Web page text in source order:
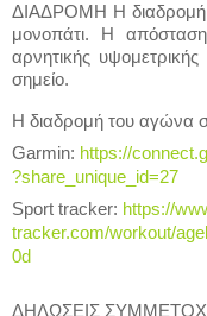
ΔΙΑΔΡΟΜΗ Η διαδρομή
μονοπάτι. Η
αρνητικής υψομετρικής
σημείο.
Η διαδρομή του αγώνα
Garmin: https://
?share_unique_id=27
Sport tracker: https://
tracker.com/workout/
0d
ΔΗΛΩΣΕΙΣ